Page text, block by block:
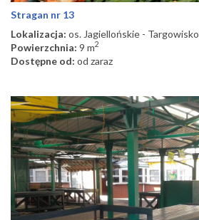
Stragan nr 13
Lokalizacja: os. Jagiellońskie - Targowisko
Powierzchnia: 9 m2
Dostępne od: od zaraz